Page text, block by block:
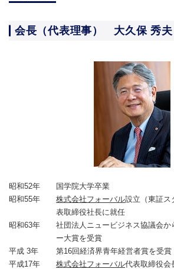
会長（代表理事） 大久保 秀夫
昭和52年
国学院大学卒業
昭和55年
株式会社フォーバル設立（東証ス
表取締役社長に就任
昭和63年
社団法人ニュービジネス協議会か
ー大賞を受賞
平成 3年
第16回経済界青年経営者賞を受賞
平成17年
株式会社フォーバル代表取締役会